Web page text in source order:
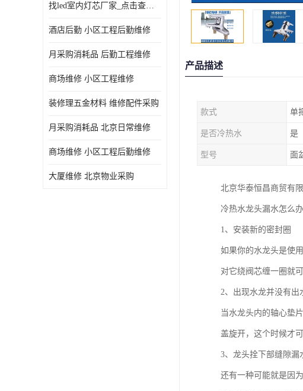
找led室内灯芯厂家_点击查看更多
酒店后勤 小区工程后勤维修
月采购消耗品 后勤工程维修
商场维修 小区工程维修
装修理五金材料 维修配件采购
月采购消耗品 北京日常维修
商场维修 小区工程后勤维修
大厦维修 北京物业采购
产品描述
款式 单
是否冷热水 是
型号 面
北京华泰恒昌商贸有
冷热水龙头漏水怎么办
1、安装新的密封圈
如果你的水龙头是使
对它绕阀芯缠一圈就
2、出现水龙并没有出
当水龙头内的轴心垫
盖旋开，这个时候才
3、龙头拴下部缝隙漏
还有一种可能就是因